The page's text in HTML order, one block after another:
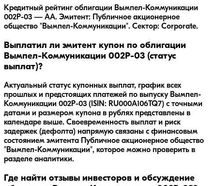
Кредитный рейтинг облигации Вымпел-Коммуникации
002Р-03 — AA. Эмитент: Публичное акционерное
общество "Вымпел-Коммуникации". Сектор: Corporate.
Выплатил ли эмитент купон по облигации
Вымпел-Коммуникации 002Р-03 (статус
выплат)?
Актуальный статус купонных выплат, график всех
прошлых и предстоящих платежей по выпуску Вымпел-
Коммуникации 002Р-03 (ISIN: RU000A106TQ7) с точными
датами и размером купона в рублях представлены в
календаре выше. Своевременность выплат и риск
задержек (дефолта) напрямую связаны с финансовым
состоянием эмитента Публичное акционерное общество
"Вымпел-Коммуникации", которое можно проверить в
разделе аналитики.
Где найти отзывы инвесторов и обсуждение